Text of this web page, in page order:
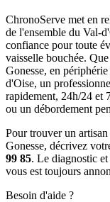
ChronoServe met en
de l'ensemble du Val-
confiance pour toute
vaisselle bouchée.
Gonesse, en
d'Oise, un
rapidement, 24h/24 et
ou un débordement
Pour trouver un
Gonesse, décrivez
99 85. Le diagnostic
vous est toujours
Besoin d'aide ?